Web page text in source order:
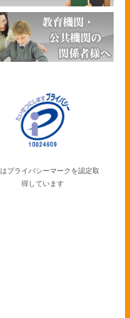
プライバシーマークを認定取
得しています